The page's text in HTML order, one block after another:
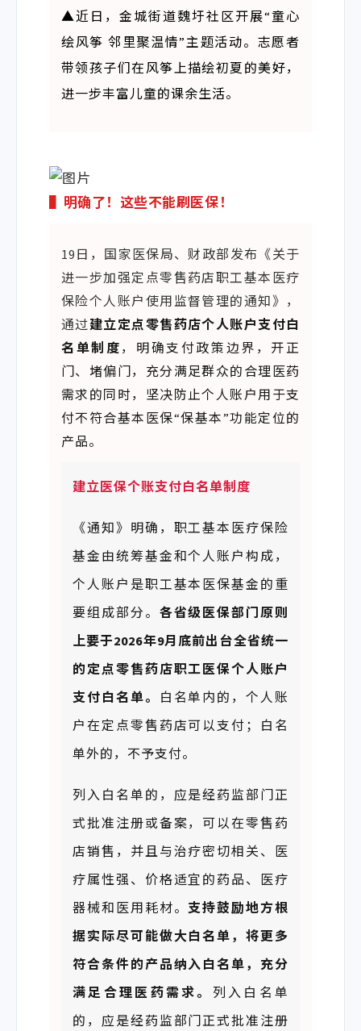
▲近日，金城街道魏圩社区开展“童心
绘风筝 邻里聚温情”主题活动。志愿者
带领孩子们在风筝上描绘初夏的美好，
进一步丰富儿童的课余生活。
▌明确了！这些不能刷医保！
19日，国家医保局、财政部发布《关于
进一步加强定点零售药店职工基本医疗
保险个人账户使用监督管理的通知》，
通过建立定点零售药店个人账户支付白
名单制度，明确支付政策边界，开正
门、堵偏门，充分满足群众的合理医药
需求的同时，坚决防止个人账户用于支
付不符合基本医保“保基本”功能定位的
产品。
建立医保个账支付白名单制度
《通知》明确，职工基本医疗保险
基金由统筹基金和个人账户构成，
个人账户是职工基本医保基金的重
要组成部分。 各省级医保部门原则
上要于2026年9月底前出台全省统一
的定点零售药店职工医保个人账户
支付白名单。
白名单内的，个人账
户在定点零售药店可以支付；白名
单外的，不予支付。
列入白名单的，应是经药监部门正
式批准注册或备案，可以在零售药
店销售，并且与治疗密切相关、医
疗属性强、价格适宜的药品、医疗
器械和医用耗材。支持鼓励地方根
据实际尽可能做大白名单，将更多
符合条件的产品纳入白名单，充分
满足合理医药需求。 列入白名单
的，应是经药监部门正式批准注册